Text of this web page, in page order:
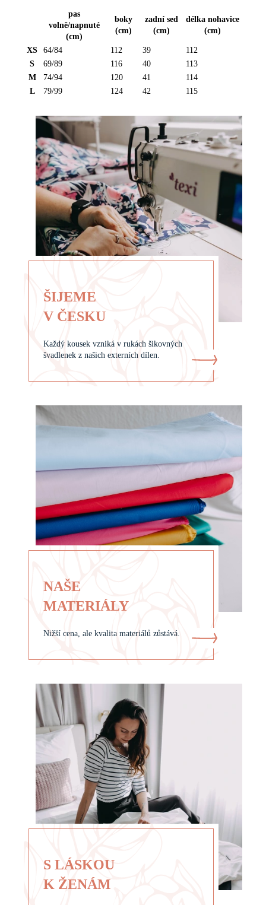
R
O
Z
M
R
K
A
L
H
O
T
pas
volně/napnuté
(cm)
boky
(cm)
zadní sed
(cm)
délka nohavice
(cm)
XS 64/84 112 39
112
S
69/89 116 40
113
M
74/94 120 41
114
L
79/99 124 42 115
ŠIJEME
V ČESKU
Každý kousek vzniká v rukách šikovných
švadlenek z našich externích dílen.
NAŠE
MATERIÁLY
Nižší cena, ale kvalita materiálů zůstává.
S LÁSKOU
K ŽENÁM